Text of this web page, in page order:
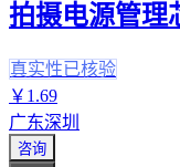
拍摄电源管理
真实性已核验
￥ 1 .69
广东深圳
咨询